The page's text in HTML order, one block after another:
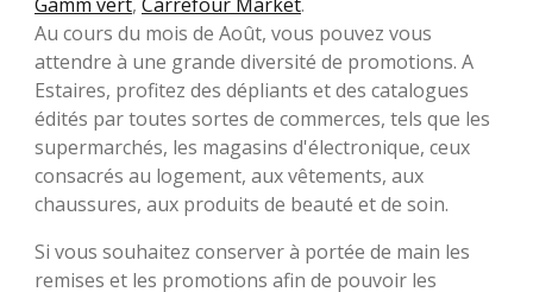
Au cours du mois de Août, vous pouvez vous
attendre à une grande diversité de promotions. A
Estaires, profitez des dépliants et des catalogues
édités par toutes sortes de commerces, tels que les
supermarchés, les magasins d'électronique, ceux
consacrés au logement, aux vêtements, aux
chaussures, aux produits de beauté et de soin.
Si vous souhaitez conserver à portée de main les
remises et les promotions afin de pouvoir les